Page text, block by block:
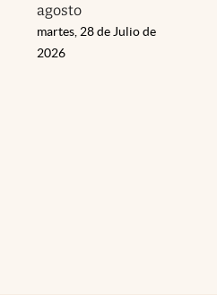
agosto
martes, 28 de Julio de
2026